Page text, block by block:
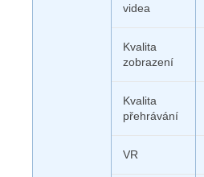
videa
Kvalita
zobrazení
Kvalita
přehrávání
VR